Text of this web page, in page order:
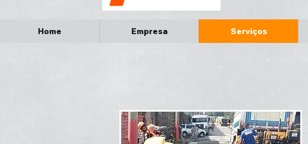
Home Empresa Serviços